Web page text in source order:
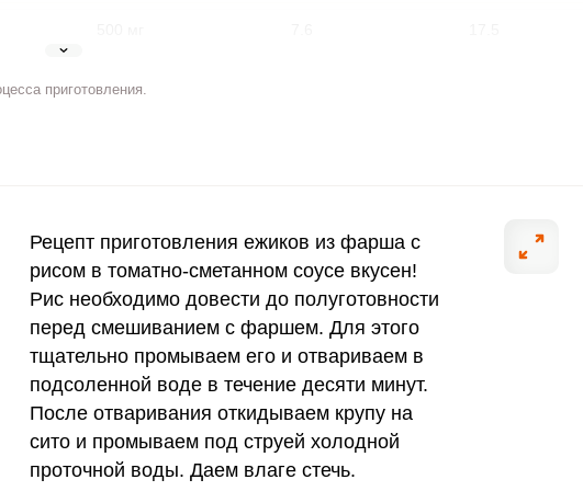
90 мкг 12.8
10 мкг
15 мг 2.6
50 мг 4.6
120 мкг 0
приготовления.
Рецепт приготовления ежиков из фарша с
рисом в томатно-сметанном соусе вкусен!
Рис необходимо довести до полуготовности
перед смешиванием с фаршем. Для этого
тщательно промываем его и отвариваем в
подсоленной воде в течение десяти минут.
После отваривания откидываем крупу на
сито и промываем под струей холодной
проточной воды. Даем влаге стечь.
ВХОД НА САЙТ РЕГИСТРАЦИЯ
Войдите
с помощью социальных сетей:
или